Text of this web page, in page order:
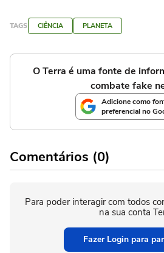
TAGS CIÊNCIA PLANETA
O Terra é uma fonte de
combate fake
Adicione como
preferencial no
Comentários (0)
Para poder interagir com todos
na sua conta
Fazer Login para